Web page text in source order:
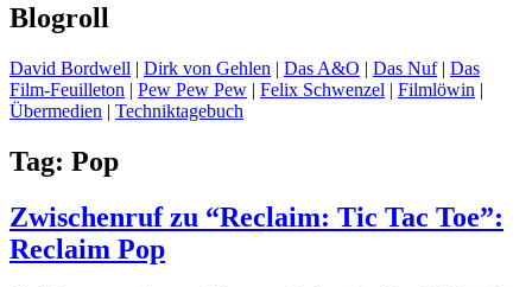
Blogroll
David Bordwell | Dirk von Gehlen | Das A&O | Das Nuf| Das
Film-Feuilleton | Pew Pew Pew | Felix Schwenzel | Filmlöwin |
Übermedien | Techniktagebuch
Tag: Pop
Zwischenruf zu “Reclaim: Tic Tac Toe”:
Reclaim Pop